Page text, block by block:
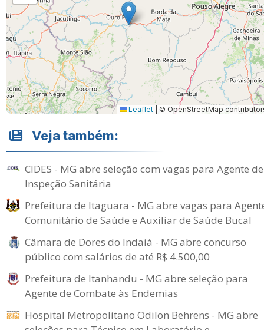
Leaflet © OpenStreetMap
Veja também:
CIDES - MG abre seleção com vagas para Agente de
Inspeção Sanitária
Prefeitura de Itaguara - MG abre vagas para
Comunitário de Saúde e Auxiliar de Saúde Bucal
Câmara de Dores do Indaiá - MG abre concurso
público com salários de até R$ 4.500,00
Prefeitura de Itanhandu - MG abre seleção para
Agente de Combate às Endemias
Hospital Metropolitano Odilon Behrens - MG abre